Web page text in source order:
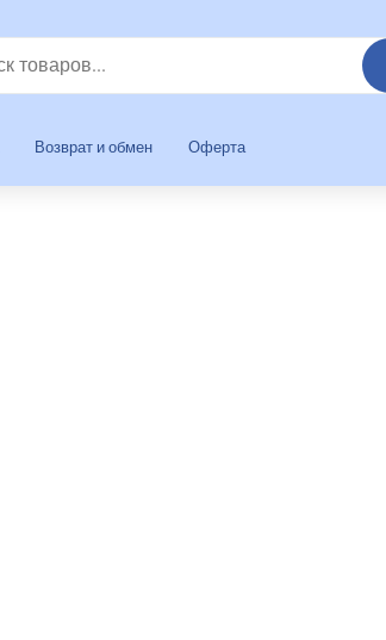
Возврат и обмен Оферта